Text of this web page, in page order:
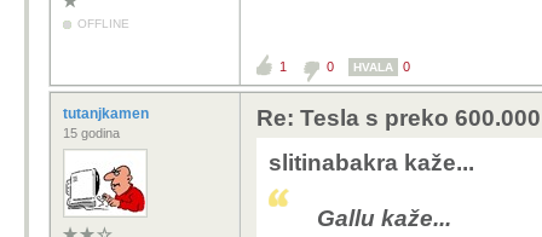
OFFLINE
1 0 HVALA 0
tutanjkamen
15 godina
Re: Tesla s preko
slitinabakra kaže...
Gallu kaže...